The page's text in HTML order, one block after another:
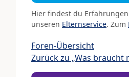
Hier findest du
unseren Elternservice. Zum
Foren-Übersicht
Zurück zu „Was braucht